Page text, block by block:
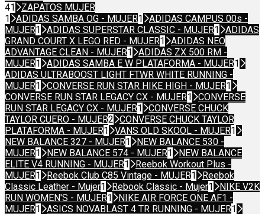
41
ZAPATOS MUJER
1
ADIDAS SAMBA OG - MUJER1
ADIDAS CAMPUS 00s -
MUJER1 ADIDAS SUPERSTAR CLASSIC - MUJER1
ADIDAS
GRAND COURT X LEGO RED - MUJER1
ADIDAS NEO
ADVANTAGE CLEAN - MUJER1
ADIDAS ZX 500 RM -
MUJER1 ADIDAS SAMBA E W PLATAFORMA - MUJER1
ADIDAS ULTRABOOST LIGHT FTWR WHITE RUNNING -
MUJER1 CONVERSE RUN STAR HIKE HIGH - MUJER1
CONVERSE RUN STAR LEGACY CX - MUJER1
CONVERSE
RUN STAR LEGACY CX - MUJER1
CONVERSE CHUCK
TAYLOR CUERO - MUJER2 CONVERSE CHUCK TAYLOR
PLATAFORMA - MUJER1 VANS OLD SKOOL - MUJER1
NEW BALANCE 327 - MUJER1
NEW BALANCE 530 -
MUJER1 NEW BALANCE 574 - MUJER1
NEW BALANCE
ELITE V4 RUNNING - MUJER1
Reebok Workout Plus -
MUJER1 Reebok Club C85 Vintage - MUJER1
Reebok
Classic Leather - Mujer1 Rebook Classic - Mujer1
NIKE V2K
RUN WOMEN'S - MUJER1
NIKE AIR FORCE ONE AF1 -
MUJER1 ASICS NOVABLAST 4 TR RUNNING - MUJER1